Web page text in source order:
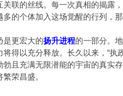
关联的丝线。每一次真相的揭露
的个体加入这场觉醒的行列，
是更宏大的扬升进程的一部分。
得以充分释放。长久以来，“
且充满无限潜能的宇宙的真实
荣昌盛。